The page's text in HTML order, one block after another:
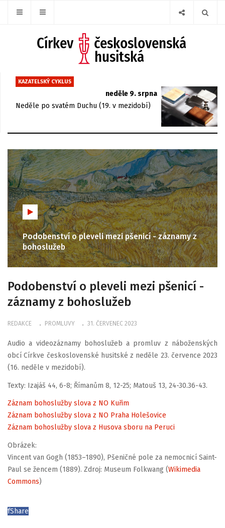
KAZATELSKÝ CYKLUS
neděle 9. srpna
Neděle po svatém Duchu (19. v mezidobí)
Podobenství o pleveli mezi pšenicí - záznamy z
bohoslužeb
Podobenství o pleveli mezi pšenicí -
záznamy z bohoslužeb
REDAKCE PROMLUVY 31. ČERVENEC 2023
Audio a videozáznamy bohoslužeb a promluv z náboženských
obcí Církve československé husitské z neděle 23. července 2023
(16. neděle v mezidobí).
Texty: Izajáš 44, 6-8; Římanům 8, 12-25; Matouš 13, 24-30.36-43.
Záznam bohoslužby slova z NO Kuřim
Záznam bohoslužby slova z NO Praha Holešovice
Záznam bohoslužby slova z Husova sboru na Peruci
Obrázek:
Vincent van Gogh (1853–1890), Pšeničné pole za nemocnicí Saint-
Paul se žencem (1889). Zdroj: Museum Folkwang (Wikimedia
Commons)
fShare